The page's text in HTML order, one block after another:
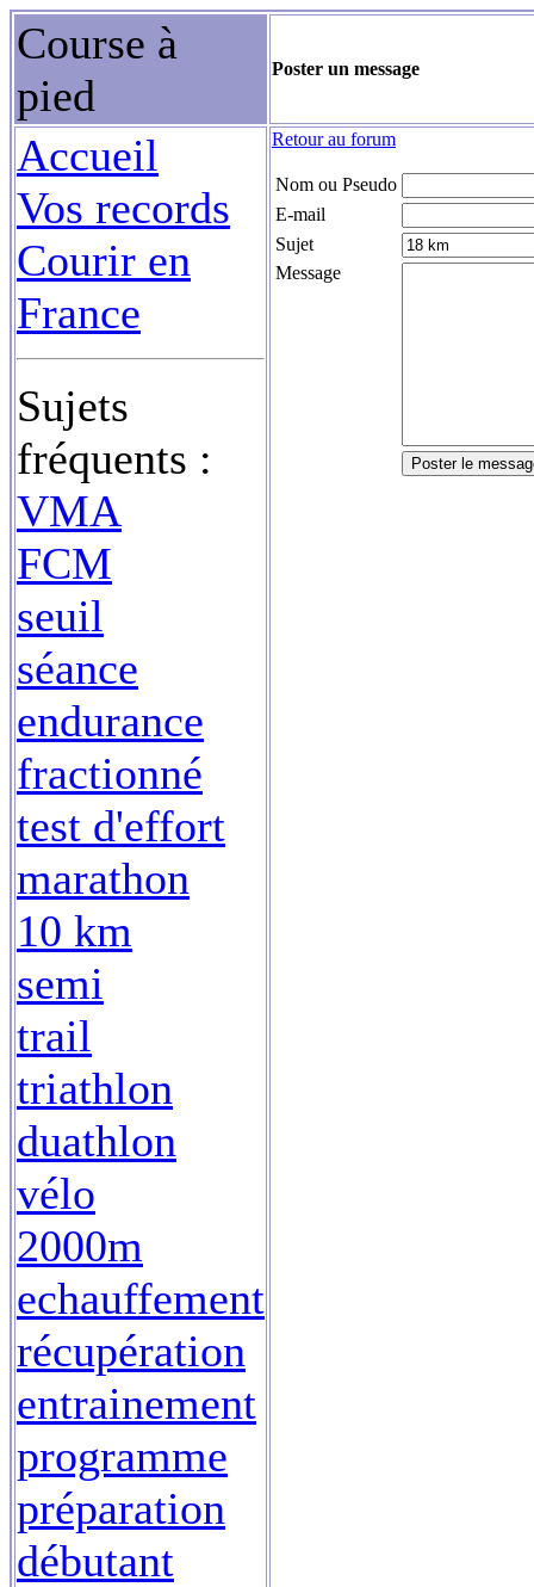
Course à
pied
Poster un message
Accueil
Vos records
Courir en
France
Sujets
fréquents :
VMA
FCM
seuil
séance
endurance
fractionné
test d'effort
marathon
10 km
semi
trail
triathlon
duathlon
vélo
2000m
echauffement
récupération
entrainement
programme
préparation
débutant
Retour au forum
Nom ou Pseudo
E-mail
Sujet
Message